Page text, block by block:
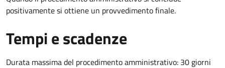
positivamente si ottiene un provvedimento finale.
Tempi e scadenze
Durata massima del procedimento amministrativo: 30 giorni